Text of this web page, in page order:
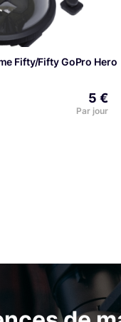
Fifty/Fifty GoPro Hero
5 €
Par jour